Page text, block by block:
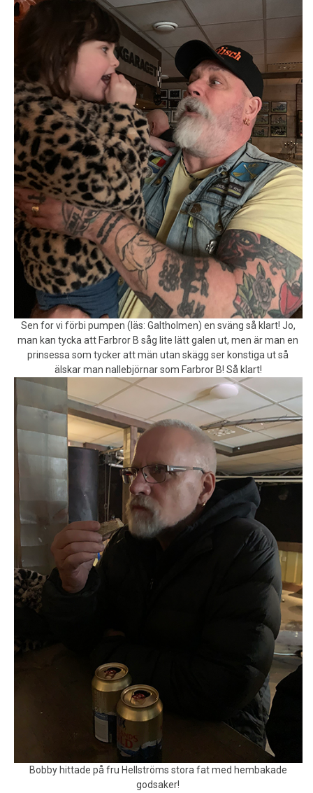
Sen for vi förbi pumpen (läs: Galtholmen) en sväng så klart! Jo,
man kan tycka att Farbror B såg lite lätt galen ut, men är man en
prinsessa som tycker att män utan skägg ser konstiga ut så
älskar man nallebjörnar som Farbror B! Så klart!
Bobby hittade på fru Hellströms stora fat med hembakade
godsaker!